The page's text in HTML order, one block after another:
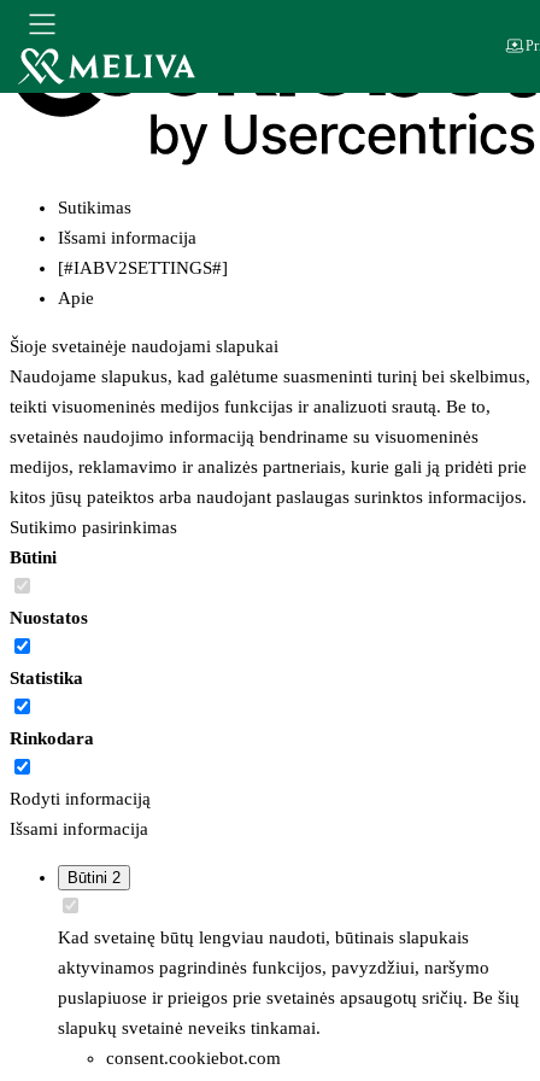
Sutikimas
Išsami informacija
[#IABV2SETTINGS#]
Apie
Šioje svetainėje naudojami slapukai
Naudojame slapukus, kad galėtume suasmeninti turinį bei skelbimus,
teikti visuomeninės medijos funkcijas ir analizuoti srautą. Be to,
svetainės naudojimo informaciją bendriname su visuomeninės
medijos, reklamavimo ir analizės partneriais, kurie gali ją pridėti prie
kitos jūsų pateiktos arba naudojant paslaugas surinktos informacijos.
Sutikimo pasirinkimas
Būtini
Nuostatos
Statistika
Rinkodara
Rodyti informaciją
Išsami informacija
Būtini 2
Kad svetainę būtų lengviau naudoti, būtinais slapukais
aktyvinamos pagrindinės funkcijos, pavyzdžiui, naršymo
puslapiuose ir prieigos prie svetainės apsaugotų sričių. Be šių
slapukų svetainė neveiks tinkamai.
consent.cookiebot.com